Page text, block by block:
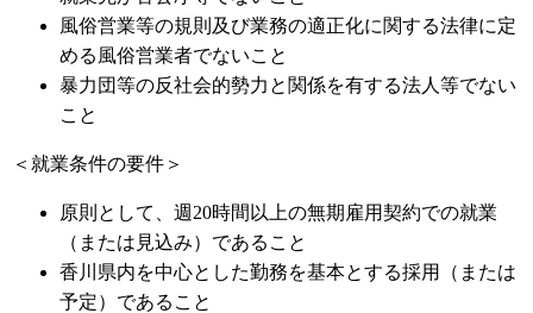
風俗営業等の規則及び業務の適正化に関する法律に定
める風俗営業者でないこと
暴力団等の反社会的勢力と関係を有する法人等でない
こと
＜就業条件の要件＞
原則として、週20時間以上の無期雇用契約での就業
（または見込み）であること
香川県内を中心とした勤務を基本とする採用（または
予定）であること